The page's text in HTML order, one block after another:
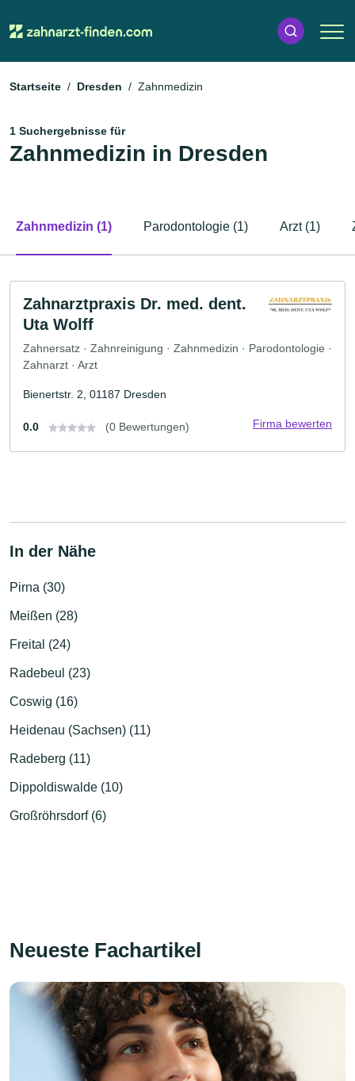
Startseite Dresden Zahnmedizin
1 Suchergebnisse für
Zahnmedizin in Dresden
Zahnmedizin (1) Parodontologie (1) Arzt (1)
Zahnarztpraxis Dr. med. dent.
Uta Wolff
Zahnersatz · Zahnreinigung · Zahnmedizin · Parodontologie ·
Zahnarzt · Arzt
Bienertstr. 2, 01187 Dresden
0.0 (0 Bewertungen) Firma bewerten
In der Nähe
Pirna (30)
Meißen (28)
Freital (24)
Radebeul (23)
Coswig (16)
Heidenau (Sachsen) (11)
Radeberg (11)
Dippoldiswalde (10)
Großröhrsdorf (6)
Neueste Fachartikel